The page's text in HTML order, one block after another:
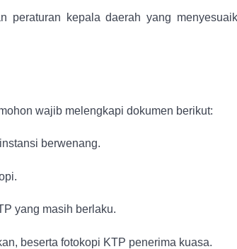
peraturan kepala daerah yang
wajib melengkapi dokumen berikut:
berwenang.
yang masih berlaku.
beserta fotokopi KTP penerima kuasa.